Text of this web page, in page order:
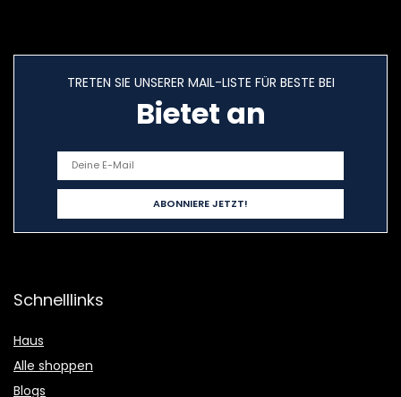
TRETEN SIE UNSERER MAIL-LISTE FÜR BESTE BEI
Bietet an
Schnelllinks
Haus
Alle shoppen
Blogs